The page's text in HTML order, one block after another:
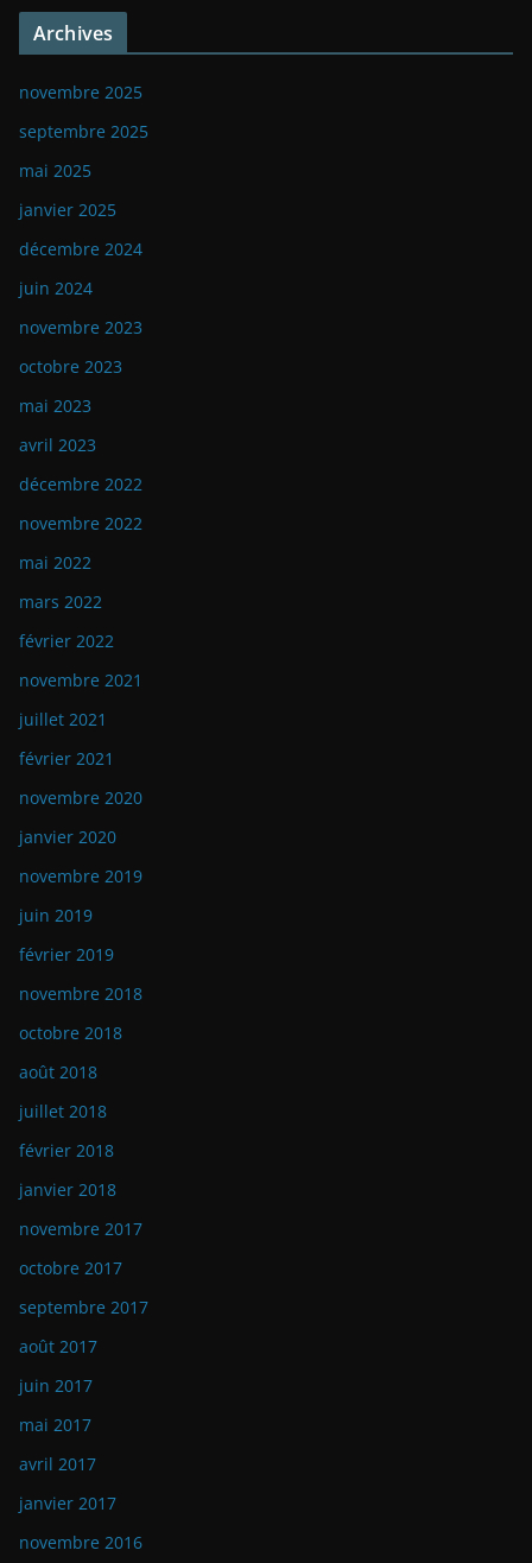
Archives
novembre 2025
septembre 2025
mai 2025
janvier 2025
décembre 2024
juin 2024
novembre 2023
octobre 2023
mai 2023
avril 2023
décembre 2022
novembre 2022
mai 2022
mars 2022
février 2022
novembre 2021
juillet 2021
février 2021
novembre 2020
janvier 2020
novembre 2019
juin 2019
février 2019
novembre 2018
octobre 2018
août 2018
juillet 2018
février 2018
janvier 2018
novembre 2017
octobre 2017
septembre 2017
août 2017
juin 2017
mai 2017
avril 2017
janvier 2017
novembre 2016